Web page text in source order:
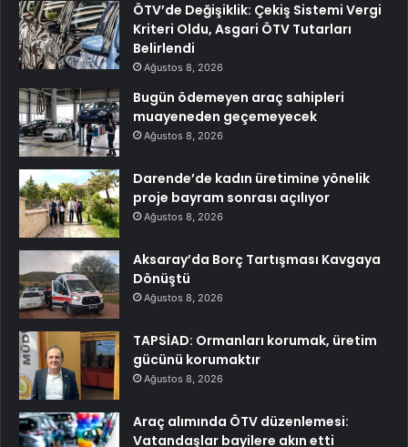
ÖTV’de Değişiklik: Çekiş Sistemi Vergi
Kriteri Oldu, Asgari ÖTV Tutarları
Belirlendi
Ağustos 8, 2026
Bugün ödemeyen araç sahipleri
muayeneden geçemeyecek
Ağustos 8, 2026
Darende’de kadın üretimine yönelik
proje bayram sonrası açılıyor
Ağustos 8, 2026
Aksaray’da Borç Tartışması Kavgaya
Dönüştü
Ağustos 8, 2026
TAPSİAD: Ormanları korumak, üretim
gücünü korumaktır
Ağustos 8, 2026
Araç alımında ÖTV düzenlemesi:
Vatandaşlar bayilere akın etti